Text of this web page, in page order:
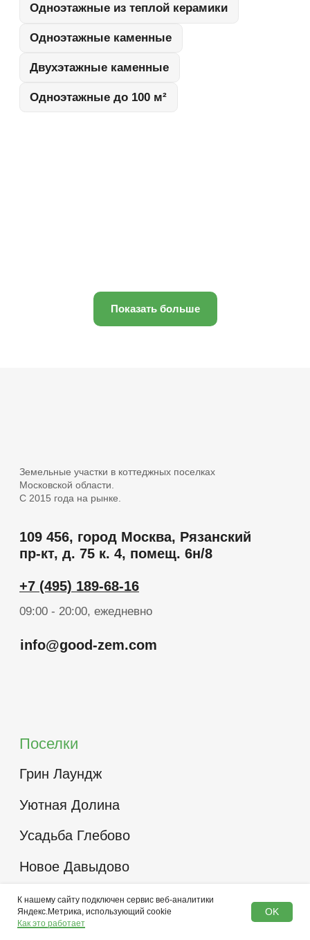
Показать больше
К нашему сайту подключен сервис веб-аналитики
Яндекс.Метрика, использующий cookie
Как это работает
OK